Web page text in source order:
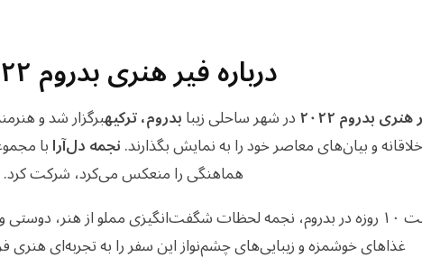
درباره فیر هنری بدروم ۲۰۲۲
بدروم ۲۰۲۲ در شهر ساحلی زیبابدروم، ترکیهبرگزار شد و
و بیان‌های معاصر خود را به نمایش بگذارند.نجمه دل‌آرابا
هماهنگی را منعکس می‌کرد، شرکت کرد.
در طول اقامت ۱۰ روزه در بدروم، نجمه لحظات شگفت‌انگیزی مملو از هنر،
غذاهای خوشمزه و زیبایی‌های چشم‌نواز این سفر را به تجربه‌ای